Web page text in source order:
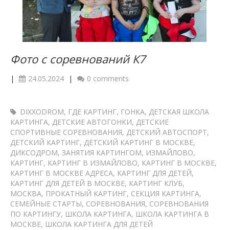
Фото с соревнований К7
| 24.05.2024 | 0 comments
DIXXODROM, ГДЕ КАРТИНГ, ГОНКА, ДЕТСКАЯ ШКОЛА
КАРТИНГА, ДЕТСКИЕ АВТОГОНКИ, ДЕТСКИЕ
СПОРТИВНЫЕ СОРЕВНОВАНИЯ, ДЕТСКИЙ АВТОСПОРТ,
ДЕТСКИЙ КАРТИНГ, ДЕТСКИЙ КАРТИНГ В МОСКВЕ,
ДИКСОДРОМ, ЗАНЯТИЯ КАРТИНГОМ, ИЗМАЙЛОВО,
КАРТИНГ, КАРТИНГ В ИЗМАЙЛОВО, КАРТИНГ В МОСКВЕ,
КАРТИНГ В МОСКВЕ АДРЕСА, КАРТИНГ ДЛЯ ДЕТЕЙ,
КАРТИНГ ДЛЯ ДЕТЕЙ В МОСКВЕ, КАРТИНГ КЛУБ,
МОСКВА, ПРОКАТНЫЙ КАРТИНГ, СЕКЦИЯ КАРТИНГА,
СЕМЕЙНЫЕ СТАРТЫ, СОРЕВНОВАНИЯ, СОРЕВНОВАНИЯ
ПО КАРТИНГУ, ШКОЛА КАРТИНГА, ШКОЛА КАРТИНГА В
МОСКВЕ, ШКОЛА КАРТИНГА ДЛЯ ДЕТЕЙ